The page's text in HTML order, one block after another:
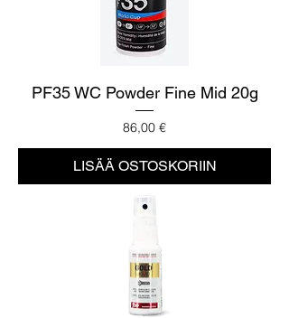
PF35 WC Powder Fine Mid 20g
Hinta
86,00 €
LISÄÄ OSTOSKORIIN